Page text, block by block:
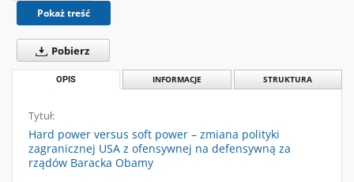
Pokaż treść
Pobierz
OPIS INFORMACJE STRUKTURA
Tytuł:
Hard power versus soft power – zmiana polityki
zagranicznej USA z ofensywnej na defensywną za
rządów Baracka Obamy